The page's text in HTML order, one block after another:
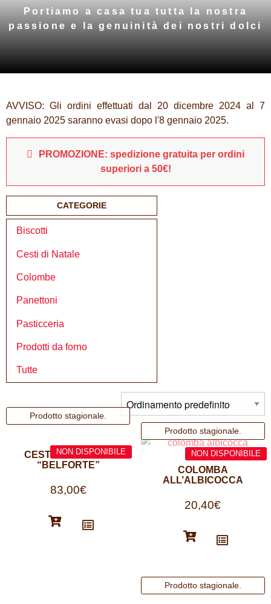
Portiamo a casa tua tutta la nostra
passione e la genuinità dei nostri dolci
AVVISO: Gli ordini effettuati dal 20 dicembre 2024 al 7
gennaio 2025 saranno evasi dopo l'8 gennaio 2025.
PROMOZIONE: spedizione gratuita per ordini
superiori a 50€!
CATEGORIE
Biscotti
Cesti di Natale
Colombe
Panettoni
Pasticceria
Prodotti da forno
Tutte
CESTO DI NATALE
“BELFORTE”
83,00€
COLOMBA
ALL’ALBICOCCA
20,40€